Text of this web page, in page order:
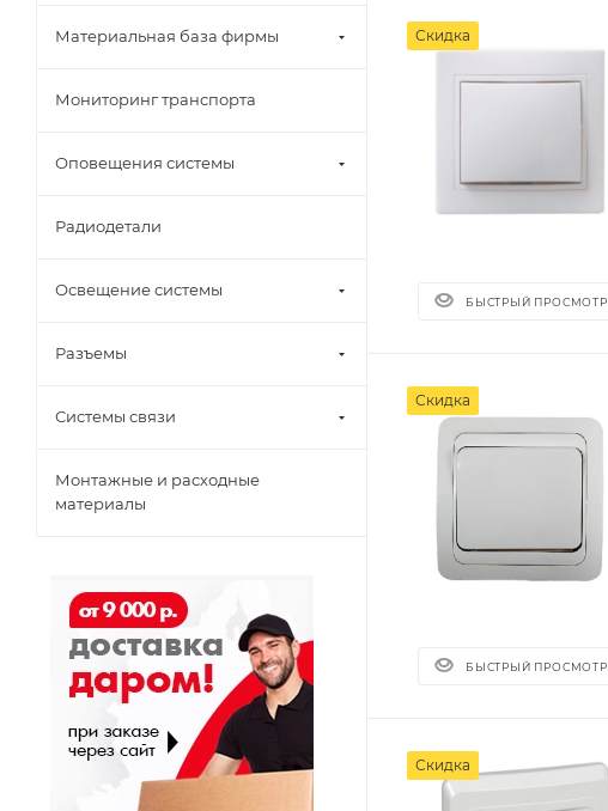
Скидка
БЫСТРЫЙ ПРОСМОТР
Скидка
БЫСТРЫЙ ПРОСМОТР
Скидка
Материальная база фирмы
Мониторинг транспорта
Оповещения системы
Радиодетали
Освещение системы
Разъемы
Системы связи
Монтажные и расходные
материалы